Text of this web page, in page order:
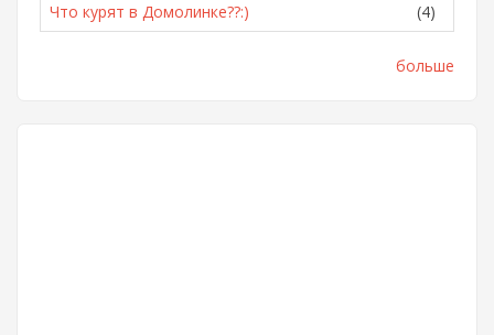
Что курят в Домолинке??:) (4)
больше